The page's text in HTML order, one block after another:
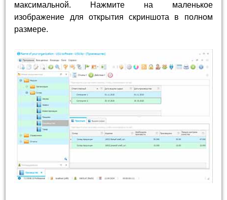
максимальной. Нажмите на маленькое
изображение для открытия скриншота в полном
размере.